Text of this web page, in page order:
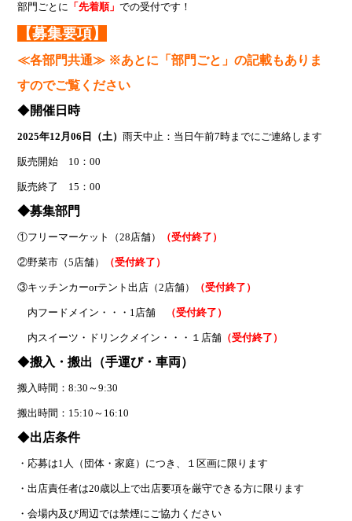
部門ごとに 「先着順」での受付です！
【募集要項】
≪各部門共通≫ ※あとに「部門ごと」の記載もありま
すのでご覧ください
◆開催日時
2025年12月06 日（土）雨天中止：当日午前7時までにご連絡します
販売開始 10：00
販売終了 15：00
◆募集部門
①フリーマーケット（28店舗） （受付終了）
②野菜市（5店舗） （受付終了）
③キッチンカーorテント出店（2店舗） （受付終了）
内フードメイン・・・1店舗 （受付終了）
内スイーツ・ドリンクメイン・・・１店舗 （受付終了）
◆搬入・搬出（手運び・車両）
搬入時間：8:30～9:30
搬出時間：15:10～16:10
◆出店条件
・応募は1人（団体・家庭）につき、１区画に限ります
・出店責任者は20歳以上で出店要項を厳守できる方に限ります
・会場内及び周辺では禁煙にご協力ください